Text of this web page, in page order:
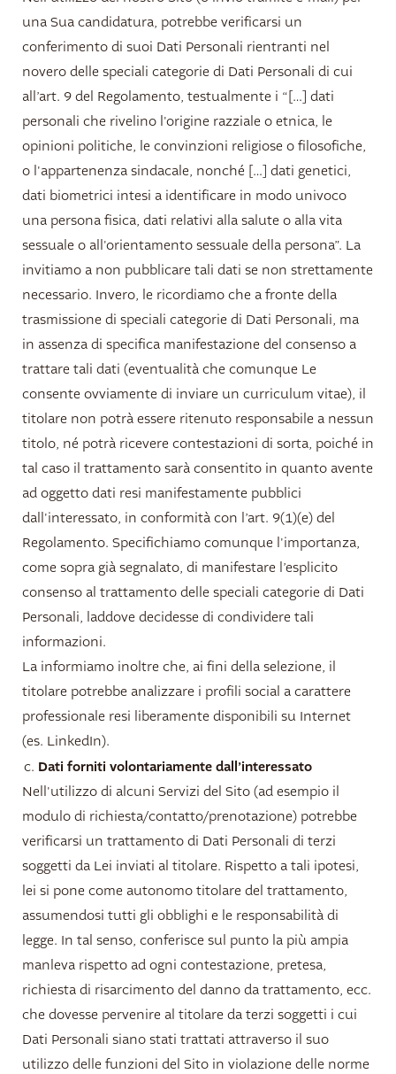
una Sua candidatura, potrebbe verificarsi un
conferimento di suoi Dati Personali rientranti nel
novero delle speciali categorie di Dati Personali di cui
all’art. 9 del Regolamento, testualmente i “[…] dati
personali che rivelino l'origine razziale o etnica, le
opinioni politiche, le convinzioni religiose o filosofiche,
o l'appartenenza sindacale, nonché […] dati genetici,
dati biometrici intesi a identificare in modo univoco
una persona fisica, dati relativi alla salute o alla vita
sessuale o all'orientamento sessuale della persona”. La
invitiamo a non pubblicare tali dati se non strettamente
necessario. Invero, le ricordiamo che a fronte della
trasmissione di speciali categorie di Dati Personali, ma
in assenza di specifica manifestazione del consenso a
trattare tali dati (eventualità che comunque Le
consente ovviamente di inviare un curriculum vitae), il
titolare non potrà essere ritenuto responsabile a nessun
titolo, né potrà ricevere contestazioni di sorta, poiché in
tal caso il trattamento sarà consentito in quanto avente
ad oggetto dati resi manifestamente pubblici
dall'interessato, in conformità con l’art. 9(1)(e) del
Regolamento. Specifichiamo comunque l'importanza,
come sopra già segnalato, di manifestare l’esplicito
consenso al trattamento delle speciali categorie di Dati
Personali, laddove decidesse di condividere tali
informazioni.
La informiamo inoltre che, ai fini della selezione, il
titolare potrebbe analizzare i profili social a carattere
professionale resi liberamente disponibili su Internet
(es. LinkedIn).
Dati forniti volontariamente dall’interessato
Nell'utilizzo di alcuni Servizi del Sito (ad esempio il
modulo di richiesta/contatto/prenotazione) potrebbe
verificarsi un trattamento di Dati Personali di terzi
soggetti da Lei inviati al titolare. Rispetto a tali ipotesi,
lei si pone come autonomo titolare del trattamento,
assumendosi tutti gli obblighi e le responsabilità di
legge. In tal senso, conferisce sul punto la più ampia
manleva rispetto ad ogni contestazione, pretesa,
richiesta di risarcimento del danno da trattamento, ecc.
che dovesse pervenire al titolare da terzi soggetti i cui
Dati Personali siano stati trattati attraverso il suo
utilizzo delle funzioni del Sito in violazione delle norme